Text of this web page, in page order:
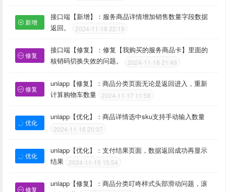
新增
接口端【新增】：服务商品详情增加销售数量字段数据
返回。
2024-11-18 22:19
修复
接口端【修复】：修复【我购买的服务商品卡】里面的
核销码切换失效的问题。
2024-11-18 21:49
修复
uniapp【修复】：商品分类页面无论是返回进入，重新
计算购物车数量
2024-11-17 11:58
优化
uniapp【优化】：商品详情选中sku支持手动输入数量
2024-11-16 20:37
优化
uniapp【优化】：支付结果页面，数据返回成功再显示
结果
2024-11-15 15:54
修复
uniapp【修复】：商品分类叮咚样式头部滑动问题，滚